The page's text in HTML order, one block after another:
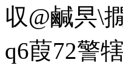
収@鹹昗
q6葭72警